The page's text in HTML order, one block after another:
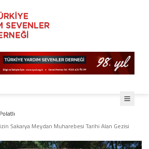
Polatlı
Sakarya Meydan Muharebesi Tarihi Alan Gezisi